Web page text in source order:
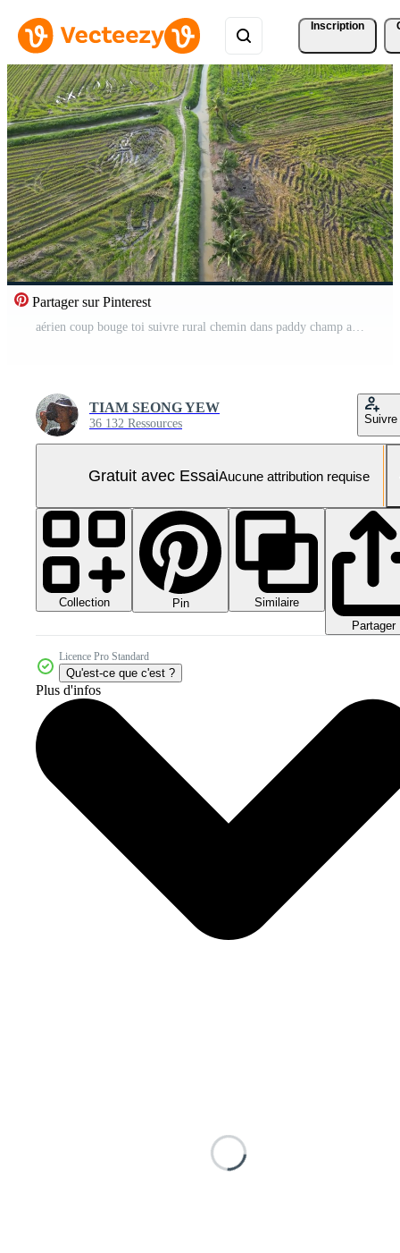
Inscription
Partager sur Pinterest
aérien coup bouge toi suivre rural chemin dans paddy champ après récolté Vidéo Pro
TIAM SEONG YEW
36 132 Ressources Suivre
Gratuit avec EssaiAucune attribution requise
Collection Pin
Similaire
Partager
Licence Pro Standard
Qu'est-ce que c'est ?
Plus d'infos